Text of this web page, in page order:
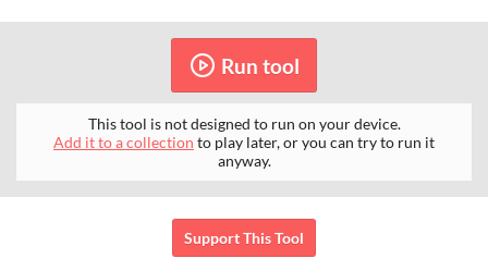
Run tool
This tool is not designed to run on your device.
Add it to a collection to play later, or you can try to run it
anyway.
Support This Tool